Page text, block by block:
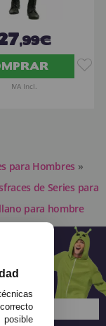
,99€
IVA Incl.
para Hombres »
de Series para
para hombre
posible